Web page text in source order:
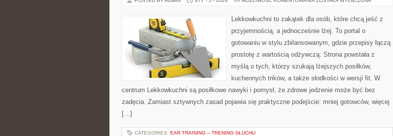
Lekkowkuchni to zakątek dla osób, które chcą jeść z
przyjemnością, a jednocześnie lżej. To portal o
gotowaniu w stylu zbilansowanym, gdzie przepisy łączą
prostotę z wartością odżywczą. Strona powstała z
myślą o tych, którzy szukają lżejszych posiłków,
kuchennych trików, a także słodkości w wersji fit. W
centrum Lekkowkuchni są posiłkowe nawyki i pomysł, że zdrowe jedzenie może być bez
zadęcia. Zamiast sztywnych zasad pojawia się praktyczne podejście: mniej gotowców, więcej
[…]
CATEGORIES: EAR TRAINING – TRENING SŁUCHU